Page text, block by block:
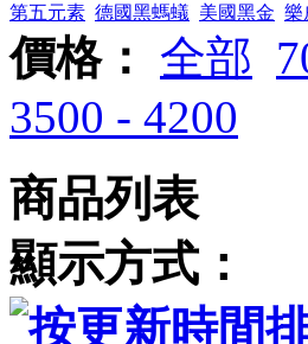
第五元素 德國黑螞蟻 美國黑金 樂
價格： 全部
3500 - 4200
商品列表
顯示方式：